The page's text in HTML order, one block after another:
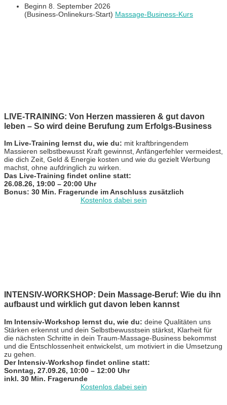
Beginn 8. September 2026
(Business-Onlinekurs-Start) Massage-Business-Kurs
LIVE-TRAINING: Von Herzen massieren & gut davon
leben – So wird deine Berufung zum Erfolgs-Business
Im Live-Training lernst du, wie du: mit kraftbringendem
Massieren selbstbewusst Kraft gewinnst, Anfängerfehler vermeidest,
die dich Zeit, Geld & Energie kosten und wie du gezielt Werbung
machst, ohne aufdringlich zu wirken.
Das Live-Training findet online statt:
26.08.26, 19:00 – 20:00 Uhr
Bonus: 30 Min. Fragerunde im Anschluss zusätzlich
Kostenlos dabei sein
INTENSIV-WORKSHOP: Dein Massage-Beruf: Wie du ihn
aufbaust und wirklich gut davon leben kannst
Im Intensiv-Workshop lernst du, wie du: deine Qualitäten uns
Stärken erkennst und dein Selbstbewusstsein stärkst, Klarheit für
die nächsten Schritte in dein Traum-Massage-Business bekommst
und die Entschlossenheit entwickelst, um motiviert in die Umsetzung
zu gehen.
Der Intensiv-Workshop findet online statt:
Sonntag, 27.09.26, 10:00 – 12:00 Uhr
inkl. 30 Min. Fragerunde
Kostenlos dabei sein